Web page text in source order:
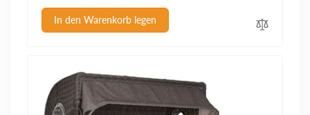
Preis
In den Warenkorb legen